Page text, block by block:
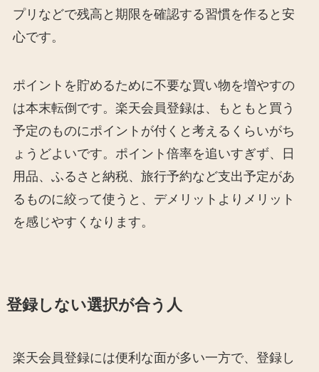
プリなどで残高と期限を確認する習慣を作ると安
心です。
ポイントを貯めるために不要な買い物を増やすの
は本末転倒です。楽天会員登録は、もともと買う
予定のものにポイントが付くと考えるくらいがち
ょうどよいです。ポイント倍率を追いすぎず、日
用品、ふるさと納税、旅行予約など支出予定があ
るものに絞って使うと、デメリットよりメリット
を感じやすくなります。
登録しない選択が合う人
楽天会員登録には便利な面が多い一方で、登録し